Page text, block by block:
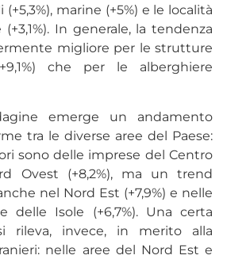
marine (+5%) e le località
In generale, la tendenza
migliore per le strutture
che per le alberghiere
emerge un andamento
tra le diverse aree del Paese:
sono delle imprese del Centro
Ovest (+8,2%), ma un trend
nel Nord Est (+7,9%) e nelle
delle Isole (+6,7%). Una certa
rileva, invece, in merito alla
nelle aree del Nord Est e